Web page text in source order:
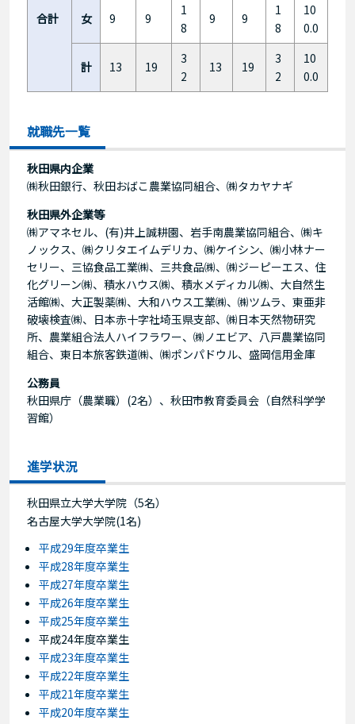
合計 女 9 9
1
8
9 9
1
8
10
0.0
計 13 19
3
2
13 19
3
2
10
0.0
就職先一覧
秋田県内企業
㈱秋田銀行、秋田おばこ農業協同組合、㈱タカヤナギ
秋田県外企業等
㈱アマネセル、(有)井上誠耕園、岩手南農業協同組合、㈱キ
ノックス、㈱クリタエイムデリカ、㈱ケイシン、㈱小林ナー
セリー、三協食品工業㈱、三共食品㈱、㈱ジーピーエス、住
化グリーン㈱、積水ハウス㈱、積水メディカル㈱、大自然生
活館㈱、大正製薬㈱、大和ハウス工業㈱、㈱ツムラ、東亜非
破壊検査㈱、日本赤十字社埼玉県支部、㈱日本天然物研究
所、農業組合法人ハイフラワー、㈱ノエビア、八戸農業協同
組合、東日本旅客鉄道㈱、㈱ポンパドウル、盛岡信用金庫
公務員
秋田県庁（農業職）(2名）、秋田市教育委員会（自然科学学
習館）
進学状況
秋田県立大学大学院（5名）
名古屋大学大学院(1名)
平成29年度卒業生
平成28年度卒業生
平成27年度卒業生
平成26年度卒業生
平成25年度卒業生
平成24年度卒業生
平成23年度卒業生
平成22年度卒業生
平成21年度卒業生
平成20年度卒業生